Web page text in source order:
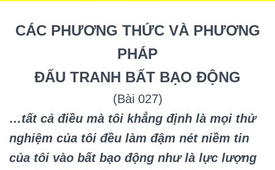
N
CÁC PHƯƠNG THỨC VÀ PHƯƠNG
PHÁP
ĐẤU TRANH BẤT BẠO ĐỘNG
(Bài 027)
…tất cả điều mà tôi khẳng định là mọi thử
nghiệm của tôi đều làm đậm nét niềm tin
của tôi vào bất bạo động như là lực lượng